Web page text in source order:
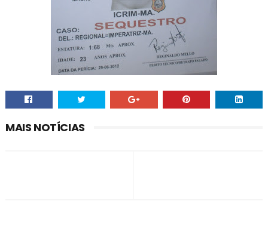
MAIS NOTÍCIAS